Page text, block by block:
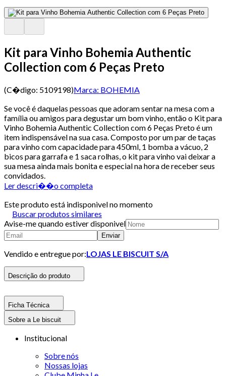
Kit para Vinho Bohemia Authentic
Collection com 6 Peças Preto
(C�digo: 5109198)Marca: BOHEMIA
Se você é daquelas pessoas que adoram sentar na mesa com a
família ou amigos para degustar um bom vinho, então o Kit para
Vinho Bohemia Authentic Collection com 6 Peças Preto é um
item indispensável na sua casa. Composto por um par de taças
para vinho com capacidade para 450ml, 1 bomba a vácuo, 2
bicos para garrafa e 1 saca rolhas, o kit para vinho vai deixar a
sua mesa ainda mais bonita e especial na hora de receber seus
convidados.
Ler descri��o completa
Este produto está indisponivel no momento
Buscar produtos similares
Avise-me quando estiver disponivel
Enviar
Vendido e entregue por:LOJAS LE BISCUIT S/A
Descrição do produto
Ficha Técnica
Sobre a Le biscuit
Institucional
Sobre nós
Nossas lojas